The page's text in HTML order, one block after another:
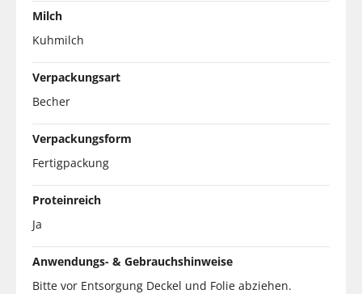
Milch
Kuhmilch
Verpackungsart
Becher
Verpackungsform
Fertigpackung
Proteinreich
Ja
Anwendungs- & Gebrauchshinweise
Bitte vor Entsorgung Deckel und Folie abziehen.